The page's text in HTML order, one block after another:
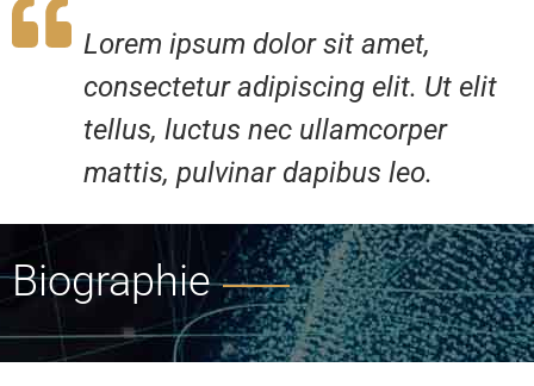
Lorem ipsum dolor sit amet,
consectetur adipiscing elit. Ut elit
tellus, luctus nec ullamcorper
mattis, pulvinar dapibus leo.
Biographie